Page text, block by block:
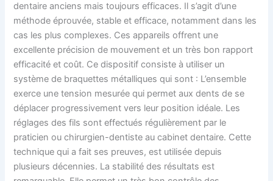
dentaire anciens mais toujours efficaces. Il s’agit d’une
méthode éprouvée, stable et efficace, notamment dans les
cas les plus complexes. Ces appareils offrent une
excellente précision de mouvement et un très bon rapport
efficacité et coût. Ce dispositif consiste à utiliser un
système de braquettes métalliques qui sont : L’ensemble
exerce une tension mesurée qui permet aux dents de se
déplacer progressivement vers leur position idéale. Les
réglages des fils sont effectués régulièrement par le
praticien ou chirurgien-dentiste au cabinet dentaire. Cette
technique qui a fait ses preuves, est utilisée depuis
plusieurs décennies. La stabilité des résultats est